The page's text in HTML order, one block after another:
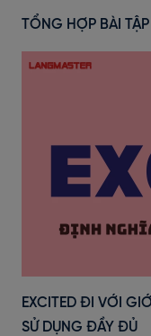
TỔNG HỢP BÀI
EXCITED ĐI VỚI
SỬ DỤNG ĐẦY ĐỦ